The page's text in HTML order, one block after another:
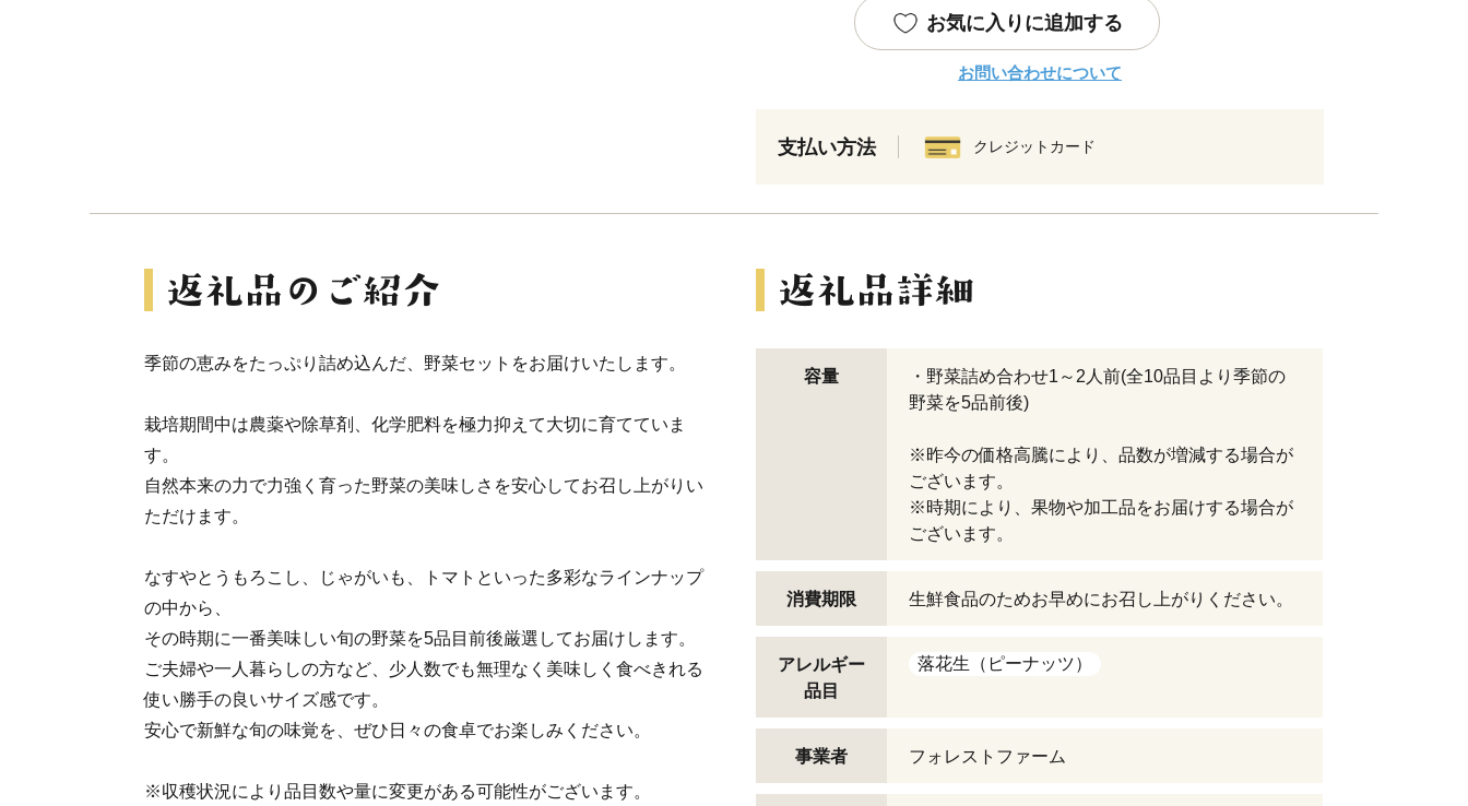
お気に入りに追加する
お問い合わせについて
支払い方法 クレジットカード
季節の恵みをたっぷり詰め込んだ、野菜セットをお届けいたします。
栽培期間中は農薬や除草剤、化学肥料を極力抑えて大切に育てていま
す。
自然本来の力で力強く育った野菜の美味しさを安心してお召し上がりい
ただけます。
なすやとうもろこし、じゃがいも、トマトといった多彩なラインナップ
の中から、
その時期に一番美味しい旬の野菜を5品目前後厳選してお届けします。
ご夫婦や一人暮らしの方など、少人数でも無理なく美味しく食べきれる
使い勝手の良いサイズ感です。
安心で新鮮な旬の味覚を、ぜひ日々の食卓でお楽しみください。
※収穫状況により品目数や量に変更がある可能性がございます。
容量
・野菜詰め合わせ1～2人前(全10品目より季節の
野菜を5品前後)
※昨今の価格高騰により、品数が増減する場合が
ございます。
※時期により、果物や加工品をお届けする場合が
ございます。
消費期限 生鮮食品のためお早めにお召し上がりください。
アレルギー
品目
落花生（ピーナッツ）
事業者 フォレストファーム